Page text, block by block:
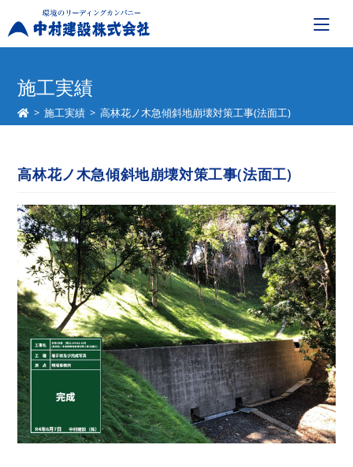
施工実績
> 施工実績 > 高林花ノ木急傾斜地崩壊対策工事(法面工)
高林花ノ木急傾斜地崩壊対策工事(法面工)